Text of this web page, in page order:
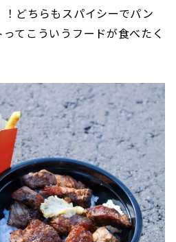
どちらもスパイシーでパン
てこういうフードが食べたく